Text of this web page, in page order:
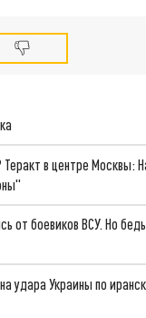
в центре Москвы:
от боевиков ВСУ. Но
удара Украины по